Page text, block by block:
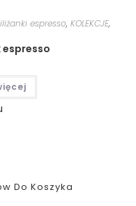
espresso, KOLEKCJE,
espresso
Do Koszyka